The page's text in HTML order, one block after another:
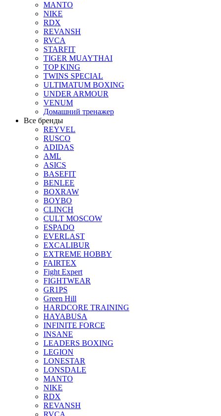
MANTO
NIKE
RDX
REVANSH
RVCA
STARFIT
TIGER MUAYTHAI
TOP KING
TWINS SPECIAL
ULTIMATUM BOXING
UNDER ARMOUR
VENUM
Домашний тренажер
Все бренды
REYVEL
RUSCO
ADIDAS
AML
ASICS
BASEFIT
BENLEE
BOXRAW
BOYBO
CLINCH
CULT MOSCOW
ESPADO
EVERLAST
EXCALIBUR
EXTREME HOBBY
FAIRTEX
Fight Expert
FIGHTWEAR
GR1PS
Green Hill
HARDCORE TRAINING
HAYABUSA
INFINITE FORCE
INSANE
LEADERS BOXING
LEGION
LONESTAR
LONSDALE
MANTO
NIKE
RDX
REVANSH
RVCA